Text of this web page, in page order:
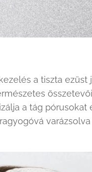
a tiszta
a tág pórusokat
ragyogóvá